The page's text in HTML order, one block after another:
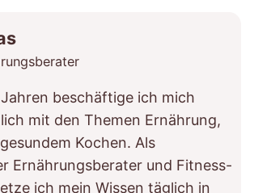
beschäftige ich mich
mit den Themen Ernährung,
Kochen. Als
Ernährungsberater und Fitness-
ich mein Wissen täglich in